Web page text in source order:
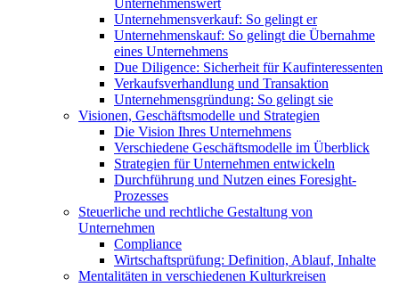
Unternehmenswert
Unternehmensverkauf: So gelingt er
Unternehmenskauf: So gelingt die Übernahme
eines Unternehmens
Due Diligence: Sicherheit für Kaufinteressenten
Verkaufsverhandlung und Transaktion
Unternehmensgründung: So gelingt sie
Visionen, Geschäftsmodelle und Strategien
Die Vision Ihres Unternehmens
Verschiedene Geschäftsmodelle im Überblick
Strategien für Unternehmen entwickeln
Durchführung und Nutzen eines Foresight-
Prozesses
Steuerliche und rechtliche Gestaltung von
Unternehmen
Compliance
Wirtschaftsprüfung: Definition, Ablauf, Inhalte
Mentalitäten in verschiedenen Kulturkreisen